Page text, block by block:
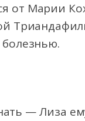
от Марии
болезнью.
— Лиза